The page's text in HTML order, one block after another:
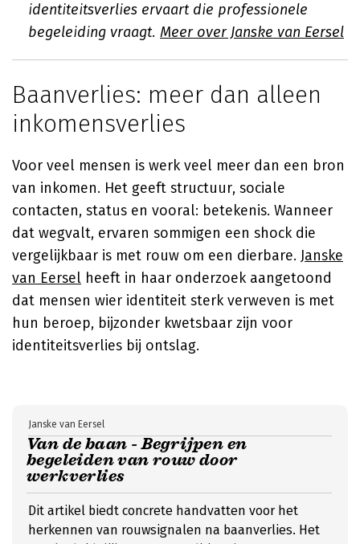
identiteitsverlies ervaart die professionele
begeleiding vraagt. Meer over Janske van Eersel
Baanverlies: meer dan alleen
inkomensverlies
Voor veel mensen is werk veel meer dan een bron
van inkomen. Het geeft structuur, sociale
contacten, status en vooral: betekenis. Wanneer
dat wegvalt, ervaren sommigen een shock die
vergelijkbaar is met rouw om een dierbare. Janske
van Eersel heeft in haar onderzoek aangetoond
dat mensen wier identiteit sterk verweven is met
hun beroep, bijzonder kwetsbaar zijn voor
identiteitsverlies bij ontslag.
Van de baan - Begrijpen en
begeleiden van rouw door
werkverlies
Janske van Eersel
Dit artikel biedt concrete handvatten voor het
herkennen van rouwsignalen na baanverlies. Het